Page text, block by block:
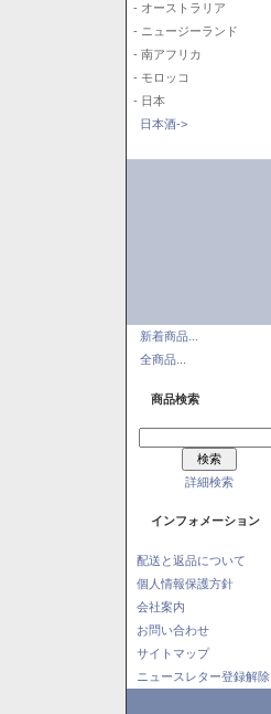
- オーストラリア
- ニュージーランド
- 南アフリカ
- モロッコ
- 日本
日本酒->
新着商品...
全商品...
商品検索
詳細検索
インフォメーション
配送と返品について
個人情報保護方針
会社案内
お問い合わせ
サイトマップ
ニュースレター登録解除